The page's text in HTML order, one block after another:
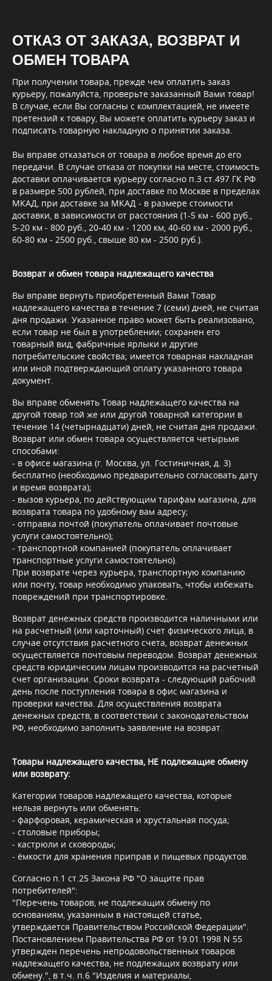
ОТКАЗ ОТ ЗАКАЗА, ВОЗВРАТ И
ОБМЕН ТОВАРА
При получении товара, прежде чем оплатить заказ
курьеру, пожалуйста, проверьте заказанный Вами товар!
В случае, если Вы согласны с комплектацией, не имеете
претензий к товару, Вы можете оплатить курьеру заказ и
подписать товарную накладную о принятии заказа.
Вы вправе отказаться от товара в любое время до его
передачи. В случае отказа от покупки на месте, стоимость
доставки оплачивается курьеру согласно п.3 ст.497 ГК РФ
в размере 500 рублей, при доставке по Москве в пределах
МКАД, при доставке за МКАД - в размере стоимости
доставки, в зависимости от расстояния (1-5 км - 600 руб.,
5-20 км - 800 руб., 20-40 км - 1200 км, 40-60 км - 2000 руб.,
60-80 км - 2500 руб., свыше 80 км - 2500 руб.).
Возврат и обмен товара надлежащего качества
Вы вправе вернуть приобретенный Вами Товар
надлежащего качества в течение 7 (семи) дней, не считая
дня продажи. Указанное право может быть реализовано,
если товар не был в употреблении; сохранен его
товарный вид, фабричные ярлыки и другие
потребительские свойства; имеется товарная накладная
или иной подтверждающий оплату указанного товара
документ.
Вы вправе обменять Товар надлежащего качества на
другой товар той же или другой товарной категории в
течение 14 (четырнадцати) дней, не считая дня продажи.
Возврат или обмен товара осуществляется четырьмя
способами:
- в офисе магазина (г. Москва, ул. Гостиничная, д. 3)
бесплатно (необходимо предварительно согласовать дату
и время возврата);
- вызов курьера, по действующим тарифам магазина, для
возврата товара по удобному вам адресу;
- отправка почтой (покупатель оплачивает почтовые
услуги самостоятельно);
- транспортной компанией (покупатель оплачивает
транспортные услуги самостоятельно).
При возврате через курьера, транспортную компанию
или почту, товар необходимо упаковать, чтобы избежать
повреждений при транспортировке.
Возврат денежных средств производится наличными или
на расчетный (или карточный) счет физического лица, в
случае отсутствия расчетного счета, возврат денежных
осуществляется почтовым переводом. Возврат денежных
средств юридическим лицам производится на расчетный
счет организации. Сроки возврата - следующий рабочий
день после поступления товара в офис магазина и
проверки качества. Для осуществления возврата
денежных средств, в соответствии с законодательством
РФ, необходимо заполнить заявление на возврат.
Товары надлежащего качества, НЕ подлежащие обмену
или возврату:
Категории товаров надлежащего качества, которые
нельзя вернуть или обменять:
- фарфоровая, керамическая и хрустальная посуда;
- столовые приборы;
- кастрюли и сковороды;
- ёмкости для хранения приправ и пищевых продуктов.
Согласно п.1 ст.25 Закона РФ "О защите прав
потребителей":
"Перечень товаров, не подлежащих обмену по
основаниям, указанным в настоящей статье,
утверждается Правительством Российской Федерации".
Постановлением Правительства РФ от 19.01.1998 N 55
утвержден перечень непродовольственных товаров
надлежащего качества, не подлежащих возврату или
обмену.", в т.ч. п.6 "Изделия и материалы,